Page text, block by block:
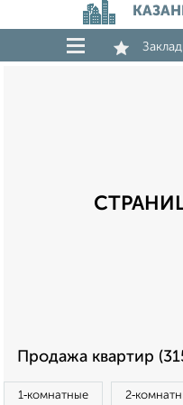
Продажа квартир
1‑комнатные